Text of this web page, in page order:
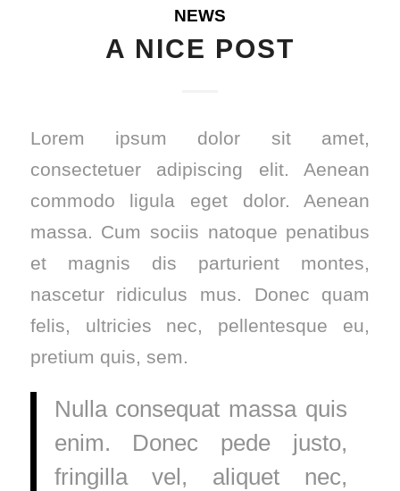
NEWS
A NICE POST
Lorem ipsum dolor sit amet,
consectetuer adipiscing elit. Aenean
commodo ligula eget dolor. Aenean
massa. Cum sociis natoque penatibus
et magnis dis parturient montes,
nascetur ridiculus mus. Donec quam
felis, ultricies nec, pellentesque eu,
pretium quis, sem.
Nulla consequat massa quis
enim. Donec pede justo,
fringilla vel, aliquet nec,